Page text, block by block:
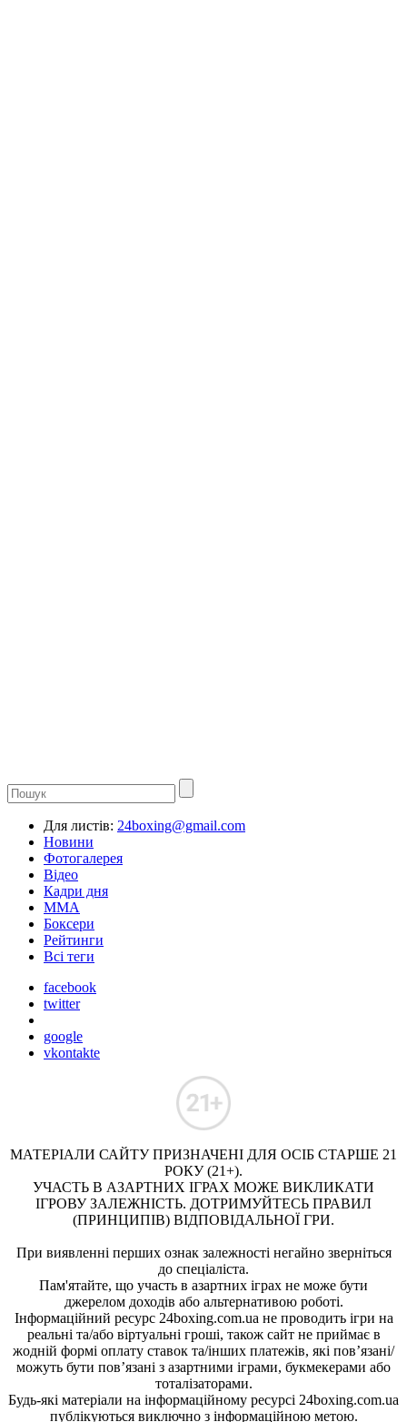
Для листів: 24boxing@gmail.com
Новини
Фотогалерея
Відео
Кадри дня
ММА
Боксери
Рейтинги
Всі теги
facebook
twitter
google
vkontakte
МАТЕРІАЛИ САЙТУ ПРИЗНАЧЕНІ ДЛЯ ОСІБ СТАРШЕ 21
РОКУ (21+).
УЧАСТЬ В АЗАРТНИХ ІГРАХ МОЖЕ ВИКЛИКАТИ
ІГРОВУ ЗАЛЕЖНІСТЬ. ДОТРИМУЙТЕСЬ ПРАВИЛ
(ПРИНЦИПІВ) ВІДПОВІДАЛЬНОЇ ГРИ.
При виявленні перших ознак залежності негайно зверніться
до спеціаліста.
Пам'ятайте, що участь в азартних іграх не може бути
джерелом доходів або альтернативою роботі.
Інформаційний ресурс 24boxing.com.ua не проводить ігри на
реальні та/або віртуальні гроші, також сайт не приймає в
жодній формі оплату ставок та/інших платежів, які пов’язані/
можуть бути пов’язані з азартними іграми, букмекерами або
тоталізаторами.
Будь-які матеріали на інформаційному ресурсі 24boxing.com.ua
публікуються виключно з інформаційною метою.